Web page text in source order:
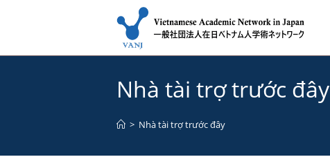
Skip
Nhà tài trợ trước đây
> Nhà tài trợ trước đây